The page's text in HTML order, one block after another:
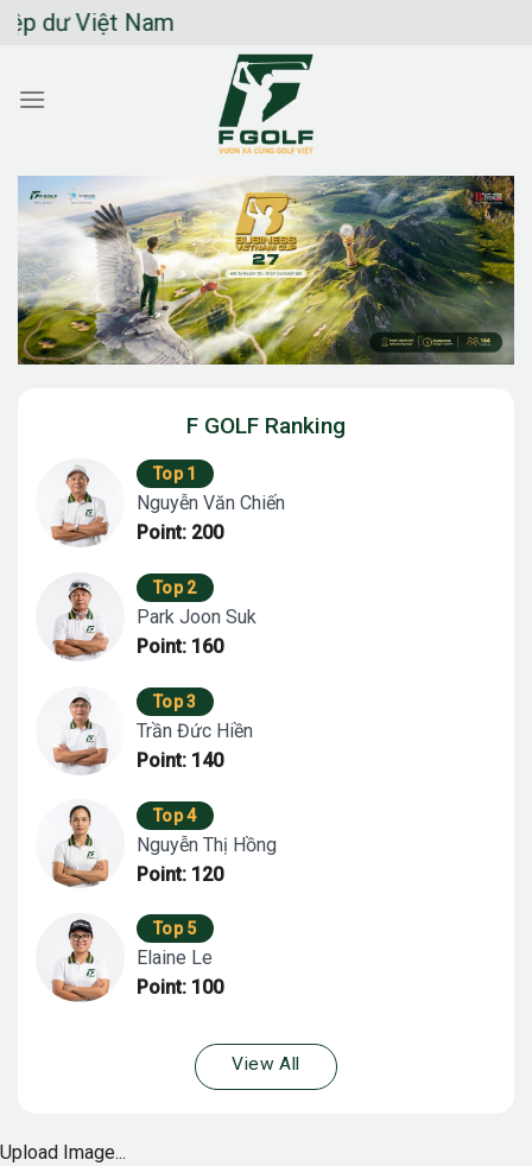
Chuyển
dung
Nam
F GOLF Ranking
Top 1
Nguyễn Văn Chiến
Point: 200
Top 2
Park Joon Suk
Point: 160
Top 3
Trần Đức Hiền
Point: 140
Top 4
Nguyễn Thị Hồng
Point: 120
Top 5
Elaine Le
Point: 100
View All
Upload Image...